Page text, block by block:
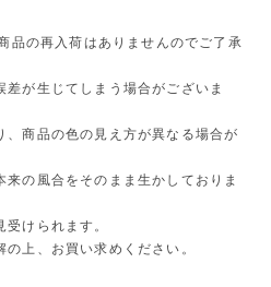
品の再入荷はありませんのでご了承
差が生じてしまう場合がございま
、商品の色の見え方が異なる場合が
来の風合をそのまま生かしておりま
けられます。
上、お買い求めください。